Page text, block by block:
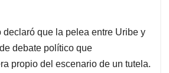
que la pelea entre Uribe y
debate político que
propio del escenario de un tutela.